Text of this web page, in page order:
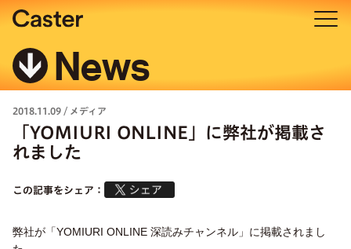
News
2018.11.09 / メディア
「YOMIURI ONLINE」に弊社が掲載さ
れました
この記事をシェア：
弊社が「YOMIURI ONLINE 深読みチャンネル」に掲載されまし